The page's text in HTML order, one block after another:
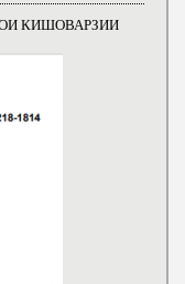
КИШОВАРЗИИ